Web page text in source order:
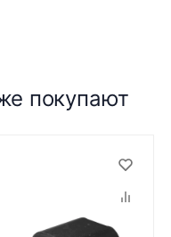
покупают